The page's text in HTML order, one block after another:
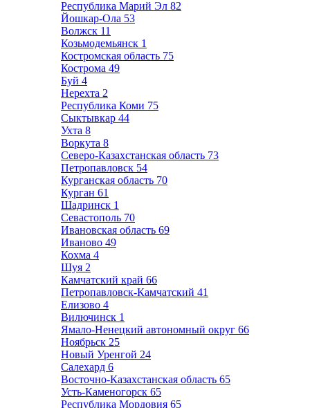
Республика Марий Эл 82
Йошкар-Ола 53
Волжск 11
Козьмодемьянск 1
Костромская область 75
Кострома 49
Буй 4
Нерехта 2
Республика Коми 75
Сыктывкар 44
Ухта 8
Воркута 8
Северо-Казахстанская область 73
Петропавловск 54
Курганская область 70
Курган 61
Шадринск 1
Севастополь 70
Ивановская область 69
Иваново 49
Кохма 4
Шуя 2
Камчатский край 66
Петропавловск-Камчатский 41
Елизово 4
Вилючинск 1
Ямало-Ненецкий автономный округ 66
Ноябрьск 25
Новый Уренгой 24
Салехард 6
Восточно-Казахстанская область 65
Усть-Каменогорск 65
Республика Мордовия 65